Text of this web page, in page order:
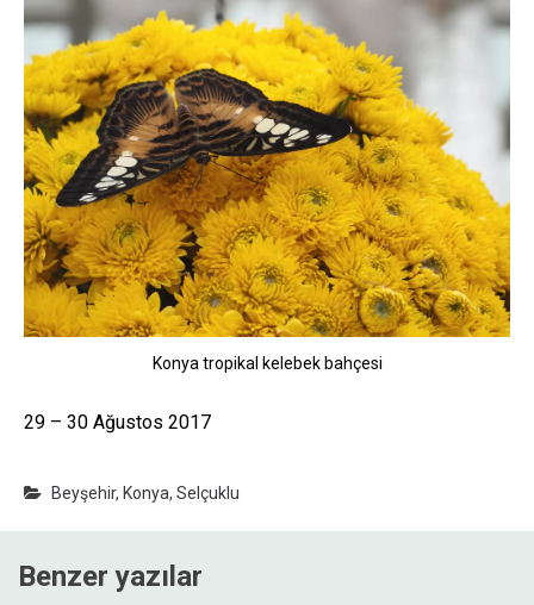
Konya tropikal kelebek bahçesi
29 – 30 Ağustos 2017
Beyşehir, Konya, Selçuklu
Benzer yazılar